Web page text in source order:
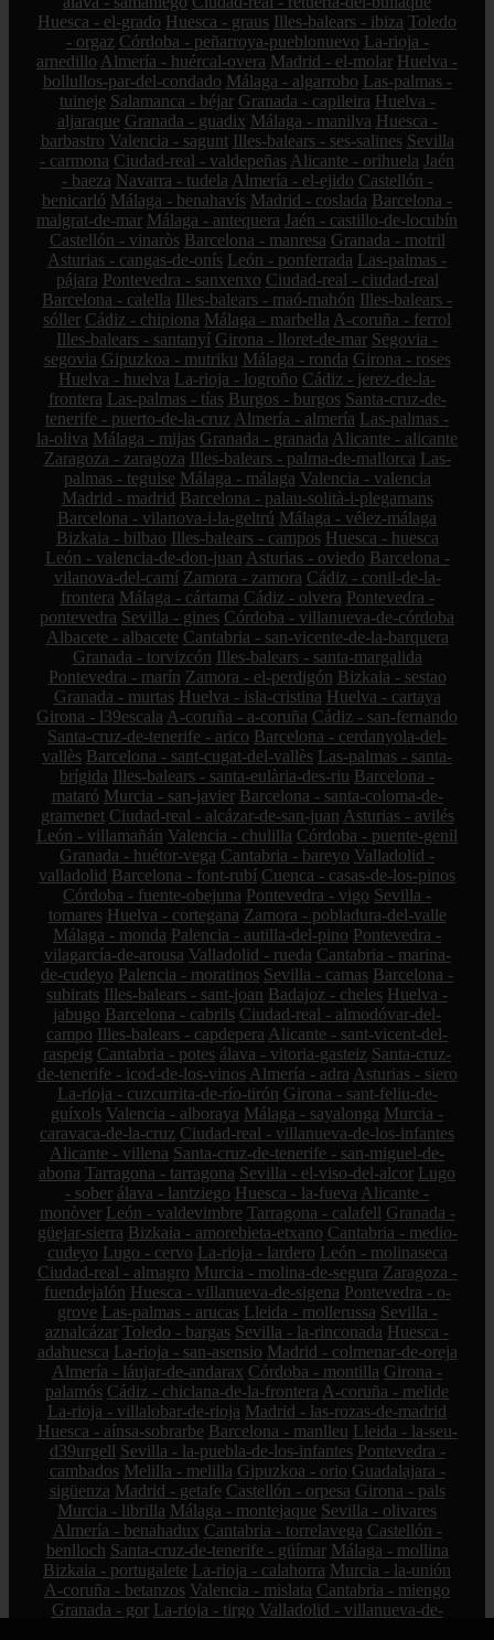
Huesca - el-grado Huesca - graus Illes-balears - ibiza Toledo
- orgaz Córdoba - peñarroya-pueblonuevo La-rioja -
arnedillo Almería - huércal-overa Madrid - el-molar Huelva -
bollullos-par-del-condado Málaga - algarrobo Las-palmas -
tuineje Salamanca - béjar Granada - capileira Huelva -
aljaraque Granada - guadix Málaga - manilva Huesca -
barbastro Valencia - sagunt Illes-balears - ses-salines Sevilla
- carmona Ciudad-real - valdepeñas Alicante - orihuela Jaén
- baeza Navarra - tudela Almería - el-ejido Castellón -
benicarló Málaga - benahavís Madrid - coslada Barcelona -
malgrat-de-mar Málaga - antequera Jaén - castillo-de-locubín
Castellón - vinaròs Barcelona - manresa Granada - motril
Asturias - cangas-de-onís León - ponferrada Las-palmas -
pájara Pontevedra - sanxenxo Ciudad-real - ciudad-real
Barcelona - calella Illes-balears - maó-mahón Illes-balears -
sóller Cádiz - chipiona Málaga - marbella A-coruña - ferrol
Illes-balears - santanyí Girona - lloret-de-mar Segovia -
segovia Gipuzkoa - mutriku Málaga - ronda Girona - roses
Huelva - huelva La-rioja - logroño Cádiz - jerez-de-la-
frontera Las-palmas - tías Burgos - burgos Santa-cruz-de-
tenerife - puerto-de-la-cruz Almería - almería Las-palmas -
la-oliva Málaga - mijas Granada - granada Alicante - alicante
Zaragoza - zaragoza Illes-balears - palma-de-mallorca Las-
palmas - teguise Málaga - málaga Valencia - valencia
Madrid - madrid Barcelona - palau-solità-i-plegamans
Barcelona - vilanova-i-la-geltrú Málaga - vélez-málaga
Bizkaia - bilbao Illes-balears - campos Huesca - huesca
León - valencia-de-don-juan Asturias - oviedo Barcelona -
vilanova-del-camí Zamora - zamora Cádiz - conil-de-la-
frontera Málaga - cártama Cádiz - olvera Pontevedra -
pontevedra Sevilla - gines Córdoba - villanueva-de-córdoba
Albacete - albacete Cantabria - san-vicente-de-la-barquera
Granada - torvizcón Illes-balears - santa-margalida
Pontevedra - marín Zamora - el-perdigón Bizkaia - sestao
Granada - murtas Huelva - isla-cristina Huelva - cartaya
Girona - l39escala A-coruña - a-coruña Cádiz - san-fernando
Santa-cruz-de-tenerife - arico Barcelona - cerdanyola-del-
vallès Barcelona - sant-cugat-del-vallès Las-palmas - santa-
brígida Illes-balears - santa-eulària-des-riu Barcelona -
mataró Murcia - san-javier Barcelona - santa-coloma-de-
gramenet Ciudad-real - alcázar-de-san-juan Asturias - avilés
León - villamañán Valencia - chulilla Córdoba - puente-genil
Granada - huétor-vega Cantabria - bareyo Valladolid -
valladolid Barcelona - font-rubí Cuenca - casas-de-los-pinos
Córdoba - fuente-obejuna Pontevedra - vigo Sevilla -
tomares Huelva - cortegana Zamora - pobladura-del-valle
Málaga - monda Palencia - autilla-del-pino Pontevedra -
vilagarcía-de-arousa Valladolid - rueda Cantabria - marina-
de-cudeyo Palencia - moratinos Sevilla - camas Barcelona -
subirats Illes-balears - sant-joan Badajoz - cheles Huelva -
jabugo Barcelona - cabrils Ciudad-real - almodóvar-del-
campo Illes-balears - capdepera Alicante - sant-vicent-del-
raspeig Cantabria - potes álava - vitoria-gasteiz Santa-cruz-
de-tenerife - icod-de-los-vinos Almería - adra Asturias - siero
La-rioja - cuzcurrita-de-río-tirón Girona - sant-feliu-de-
guíxols Valencia - alboraya Málaga - sayalonga Murcia -
caravaca-de-la-cruz Ciudad-real - villanueva-de-los-infantes
Alicante - villena Santa-cruz-de-tenerife - san-miguel-de-
abona Tarragona - tarragona Sevilla - el-viso-del-alcor Lugo
- sober álava - lantziego Huesca - la-fueva Alicante -
monòver León - valdevimbre Tarragona - calafell Granada -
güejar-sierra Bizkaia - amorebieta-etxano Cantabria - medio-
cudeyo Lugo - cervo La-rioja - lardero León - molinaseca
Ciudad-real - almagro Murcia - molina-de-segura Zaragoza -
fuendejalón Huesca - villanueva-de-sigena Pontevedra - o-
grove Las-palmas - arucas Lleida - mollerussa Sevilla -
aznalcázar Toledo - bargas Sevilla - la-rinconada Huesca -
adahuesca La-rioja - san-asensio Madrid - colmenar-de-oreja
Almería - láujar-de-andarax Córdoba - montilla Girona -
palamós Cádiz - chiclana-de-la-frontera A-coruña - melide
La-rioja - villalobar-de-rioja Madrid - las-rozas-de-madrid
Huesca - aínsa-sobrarbe Barcelona - manlleu Lleida - la-seu-
d39urgell Sevilla - la-puebla-de-los-infantes Pontevedra -
cambados Melilla - melilla Gipuzkoa - orio Guadalajara -
sigüenza Madrid - getafe Castellón - orpesa Girona - pals
Murcia - librilla Málaga - montejaque Sevilla - olivares
Almería - benahadux Cantabria - torrelavega Castellón -
benlloch Santa-cruz-de-tenerife - güímar Málaga - mollina
Bizkaia - portugalete La-rioja - calahorra Murcia - la-unión
A-coruña - betanzos Valencia - mislata Cantabria - miengo
Granada - gor La-rioja - tirgo Valladolid - villanueva-de-